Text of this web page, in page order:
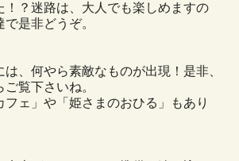
！？迷路は、大人でも楽しめますの
是非どうぞ。
は、何やら素敵なものが出現！是非、
覧下さいね。
ェ」や「姫さまのおひる」もあり